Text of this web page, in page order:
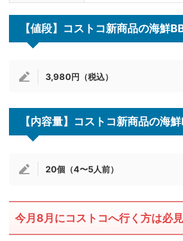
【値段】コストコ新商品の海鮮
3,980円（税込）
【内容量】コストコ新商品の海
20個（4〜5人前）
今月8月にコストコへ行く方は必見